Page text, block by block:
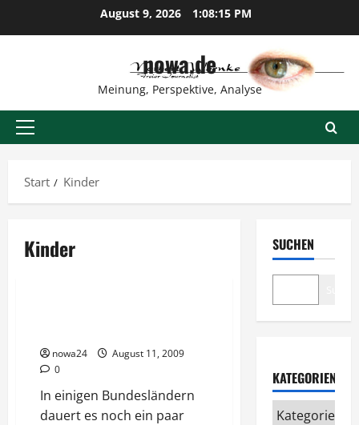
August 9, 2026 1:08:15 PM
nowa.de
Meinung, Perspektive, Analyse
Primäres
Start
Kinder
Kinder
nowa24
August 11, 2009
0
In einigen Bundesländern
dauert es noch ein paar
SUCHEN
KATEGORIEN